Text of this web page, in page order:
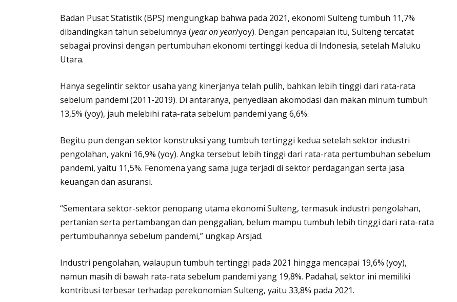
Badan Pusat Statistik (BPS) mengungkap bahwa pada 2021, ekonomi Sulteng tumbuh 11,7%
dibandingkan tahun sebelumnya (year on year/yoy). Dengan pencapaian itu, Sulteng tercatat
sebagai provinsi dengan pertumbuhan ekonomi tertinggi kedua di Indonesia, setelah Maluku
Utara.
Hanya segelintir sektor usaha yang kinerjanya telah pulih, bahkan lebih tinggi dari rata-rata
sebelum pandemi (2011-2019). Di antaranya, penyediaan akomodasi dan makan minum tumbuh
13,5% (yoy), jauh melebihi rata-rata sebelum pandemi yang 6,6%.
Begitu pun dengan sektor konstruksi yang tumbuh tertinggi kedua setelah sektor industri
pengolahan, yakni 16,9% (yoy). Angka tersebut lebih tinggi dari rata-rata pertumbuhan sebelum
pandemi, yaitu 11,5%. Fenomena yang sama juga terjadi di sektor perdagangan serta jasa
keuangan dan asuransi.
“Sementara sektor-sektor penopang utama ekonomi Sulteng, termasuk industri pengolahan,
pertanian serta pertambangan dan penggalian, belum mampu tumbuh lebih tinggi dari rata-rata
pertumbuhannya sebelum pandemi,” ungkap Arsjad.
Industri pengolahan, walaupun tumbuh tertinggi pada 2021 hingga mencapai 19,6% (yoy),
namun masih di bawah rata-rata sebelum pandemi yang 19,8%. Padahal, sektor ini memiliki
kontribusi terbesar terhadap perekonomian Sulteng, yaitu 33,8% pada 2021.